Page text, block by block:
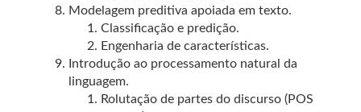
Modelagem preditiva apoiada em texto.
Classificação e predição.
Engenharia de características.
Introdução ao processamento natural da
linguagem.
Rolutação de partes do discurso (POS